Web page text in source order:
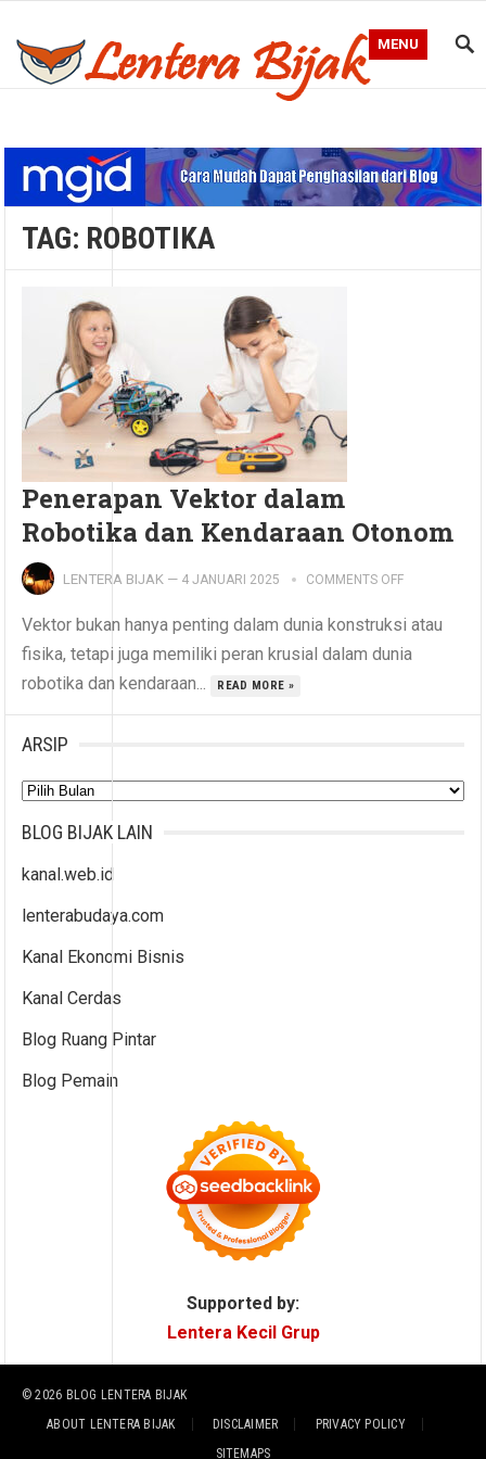
MENU
TAG: ROBOTIKA
Penerapan Vektor dalam
Robotika dan Kendaraan Otonom
LENTERA BIJAK — 4 JANUARI 2025 COMMENTS OFF
Vektor bukan hanya penting dalam dunia konstruksi atau
fisika, tetapi juga memiliki peran krusial dalam dunia
robotika dan kendaraan...
READ MORE »
ARSIP
Arsip
BLOG BIJAK LAIN
kanal.web.id
lenterabudaya.com
Kanal Ekonomi Bisnis
Kanal Cerdas
Blog Ruang Pintar
Blog Pemain
Supported by:
Lentera Kecil Grup
© 2026 BLOG LENTERA BIJAK
ABOUT LENTERA BIJAK
DISCLAIMER
PRIVACY POLICY
SITEMAPS